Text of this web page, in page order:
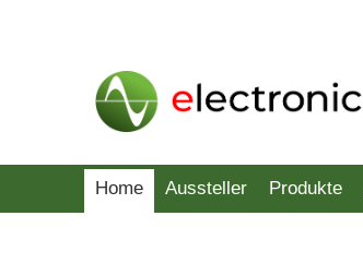
Home Aussteller Produkte